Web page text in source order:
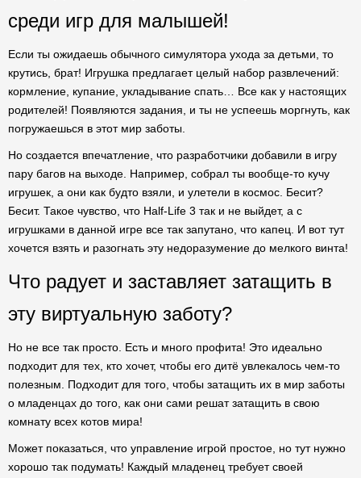
среди игр для малышей!
Если ты ожидаешь обычного симулятора ухода за детьми, то
крутись, брат! Игрушка предлагает целый набор развлечений:
кормление, купание, укладывание спать… Все как у настоящих
родителей! Появляются задания, и ты не успеешь моргнуть, как
погружаешься в этот мир заботы.
Но создается впечатление, что разработчики добавили в игру
пару багов на выходе. Например, собрал ты вообще-то кучу
игрушек, а они как будто взяли, и улетели в космос. Бесит?
Бесит. Такое чувство, что Half-Life 3 так и не выйдет, а с
игрушками в данной игре все так запутано, что капец. И вот тут
хочется взять и разогнать эту недоразумение до мелкого винта!
Что радует и заставляет затащить в
эту виртуальную заботу?
Но не все так просто. Есть и много профита! Это идеально
подходит для тех, кто хочет, чтобы его дитё увлекалось чем-то
полезным. Подходит для того, чтобы затащить их в мир заботы
о младенцах до того, как они сами решат затащить в свою
комнату всех котов мира!
Может показаться, что управление игрой простое, но тут нужно
хорошо так подумать! Каждый младенец требует своей